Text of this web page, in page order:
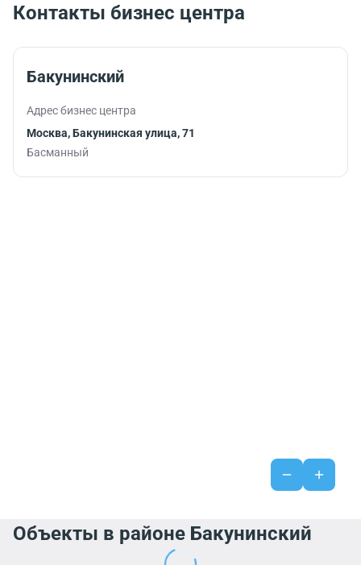
бодрости и
продуктивно
работу.
быстро
силы и
Контакты бизнес центра
Бакунинский
Адрес бизнес центра
Москва, Бакунинская улица, 71
Басманный
Объекты в районе Бакунинский